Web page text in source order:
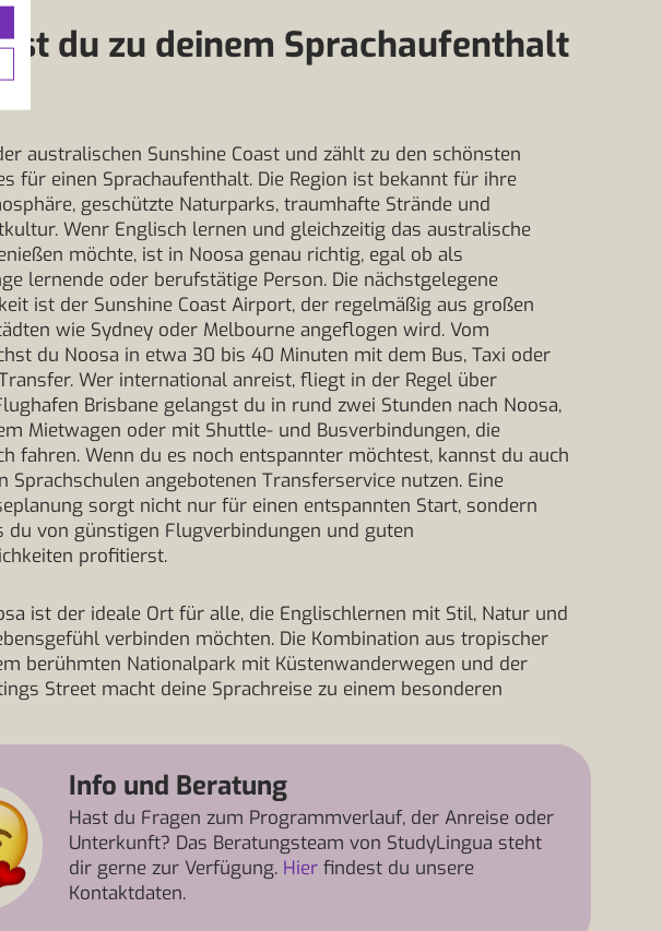
du zu deinem Sprachaufenthalt
australischen Sunshine Coast und zählt zu den schönsten
für einen Sprachaufenthalt. Die Region ist bekannt für ihre
geschützte Naturparks, traumhafte Strände und
Wenr Englisch lernen und gleichzeitig das australische
möchte, ist in Noosa genau richtig, egal ob als
lernende oder berufstätige Person. Die nächstgelegene
ist der Sunshine Coast Airport, der regelmäßig aus großen
wie Sydney oder Melbourne angeflogen wird. Vom
du Noosa in etwa 30 bis 40 Minuten mit dem Bus, Taxi oder
Wer international anreist, fliegt in der Regel über
Brisbane gelangst du in rund zwei Stunden nach Noosa,
Mietwagen oder mit Shuttle- und Busverbindungen, die
fahren. Wenn du es noch entspannter möchtest, kannst du auch
Sprachschulen angebotenen Transferservice nutzen. Eine
sorgt nicht nur für einen entspannten Start, sondern
du von günstigen Flugverbindungen und guten
profitierst.
ist der ideale Ort für alle, die Englischlernen mit Stil, Natur und
verbinden möchten. Die Kombination aus tropischer
berühmten Nationalpark mit Küstenwanderwegen und der
Street macht deine Sprachreise zu einem besonderen
Info und Beratung
Hast du Fragen zum Programmverlauf, der Anreise oder
Unterkunft? Das Beratungsteam von StudyLingua steht
dir gerne zur Verfügung. Hier findest du unsere
Kontaktdaten.